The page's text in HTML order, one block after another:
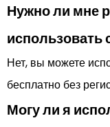
Нужно ли мне
использовать
Нет, вы можете
бесплатно без
Могу ли я